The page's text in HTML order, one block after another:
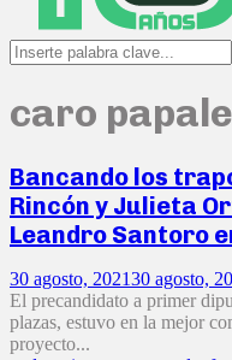
Search
for:
caro
Bancando los
Rincón y Julieta
Leandro Santoro
30 agosto, 202130 agosto,
El precandidato a primer
plazas, estuvo en la mejor
proyecto...